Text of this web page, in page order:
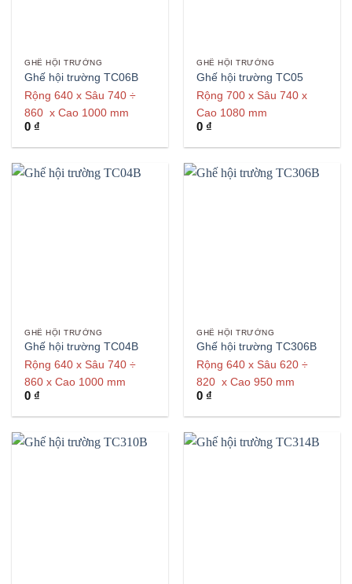
GHẾ HỘI TRƯỜNG
Ghế hội trường TC06B
Rộng 640 x Sâu 740 ÷
860 x Cao 1000 mm
0 ₫
GHẾ HỘI TRƯỜNG
Ghế hội trường TC05
Rộng 700 x Sâu 740 x
Cao 1080 mm
0 ₫
GHẾ HỘI TRƯỜNG
Ghế hội trường TC04B
Rộng 640 x Sâu 740 ÷
860 x Cao 1000 mm
0 ₫
GHẾ HỘI TRƯỜNG
Ghế hội trường TC306B
Rộng 640 x Sâu 620 ÷
820 x Cao 950 mm
0 ₫